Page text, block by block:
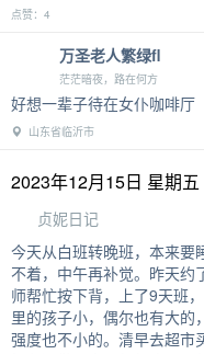
点赞：4
万圣老人繁绿fl
茫茫暗夜，路在何方
好想一辈子待在女仆咖啡厅
山东省临沂市
贞妮日记
今天从白班转晚班，本来要
不着，中午再补觉。昨天约
师帮忙按下背，上了9天班
里的孩子小，偶尔也有大的
强度也不小的。清早去超市